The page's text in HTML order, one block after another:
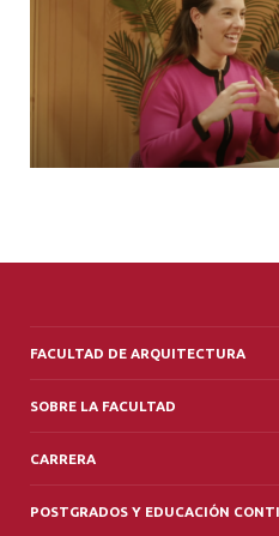
PLATAFORMA VUT
FACULTAD DE ARQUITECTURA
SOBRE LA FACULTAD
CARRERA
POSTGRADOS Y EDUCACIÓN